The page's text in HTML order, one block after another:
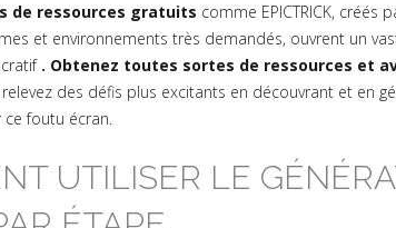
de ressources gratuits comme EPICTRICK,
et environnements très demandés, ouvrent un
. Obtenez toutes sortes de ressources et
des défis plus excitants en découvrant et en
foutu écran.
UTILISER LE